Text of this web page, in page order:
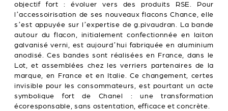
objectif fort : évoluer vers des produits RSE. Pour
l’accessoirisation de ses nouveaux flacons Chance, elle
s’est appuyée sur l’expertise de g.pivaudran. La bande
autour du flacon, initialement confectionnée en laiton
galvanisé verni, est aujourd’hui fabriquée en aluminium
anodisé. Ces bandes sont réalisées en France, dans le
Lot, et assemblées chez les verriers partenaires de la
marque, en France et en Italie. Ce changement, certes
invisible pour les consommateurs, est pourtant un acte
symbolique fort de Chanel : une transformation
écoresponsable, sans ostentation, efficace et concrète.